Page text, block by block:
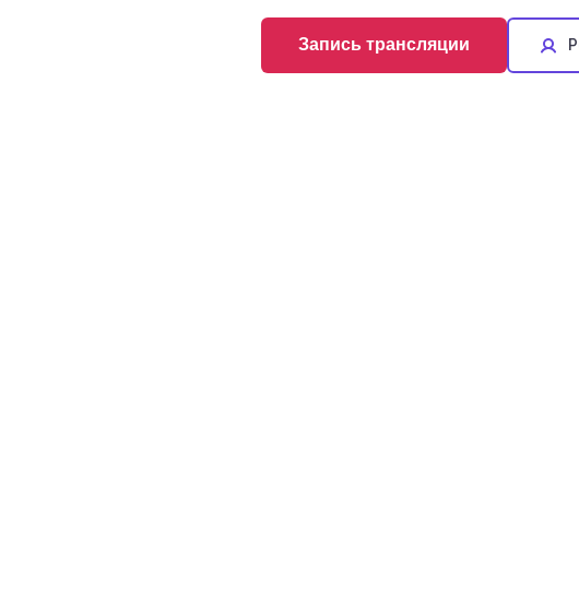
Запись трансляции